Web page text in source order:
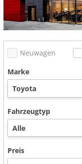
Neuwagen
Marke
Fahrzeugtyp
Preis